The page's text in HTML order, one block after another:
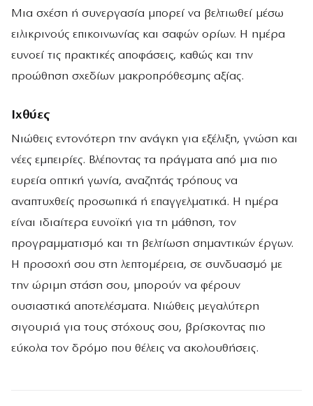
Μια σχέση ή συνεργασία μπορεί να βελτιωθεί μέσω
ειλικρινούς επικοινωνίας και σαφών ορίων. Η ημέρα
ευνοεί τις πρακτικές αποφάσεις, καθώς και την
προώθηση σχεδίων μακροπρόθεσμης αξίας.
Ιχθύες
Νιώθεις εντονότερη την ανάγκη για εξέλιξη, γνώση και
νέες εμπειρίες. Βλέποντας τα πράγματα από μια πιο
ευρεία οπτική γωνία, αναζητάς τρόπους να
αναπτυχθείς προσωπικά ή επαγγελματικά. Η ημέρα
είναι ιδιαίτερα ευνοϊκή για τη μάθηση, τον
προγραμματισμό και τη βελτίωση σημαντικών έργων.
Η προσοχή σου στη λεπτομέρεια, σε συνδυασμό με
την ώριμη στάση σου, μπορούν να φέρουν
ουσιαστικά αποτελέσματα. Νιώθεις μεγαλύτερη
σιγουριά για τους στόχους σου, βρίσκοντας πιο
εύκολα τον δρόμο που θέλεις να ακολουθήσεις.